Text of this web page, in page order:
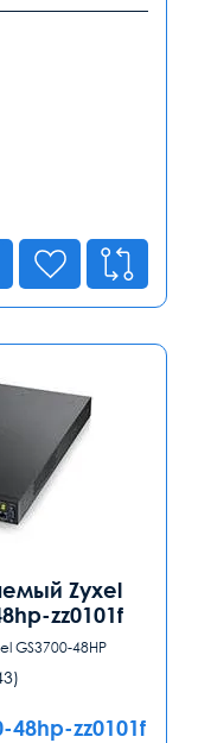
Zyxel
zz0101f
GS3700-48HP
48hp-zz0101f